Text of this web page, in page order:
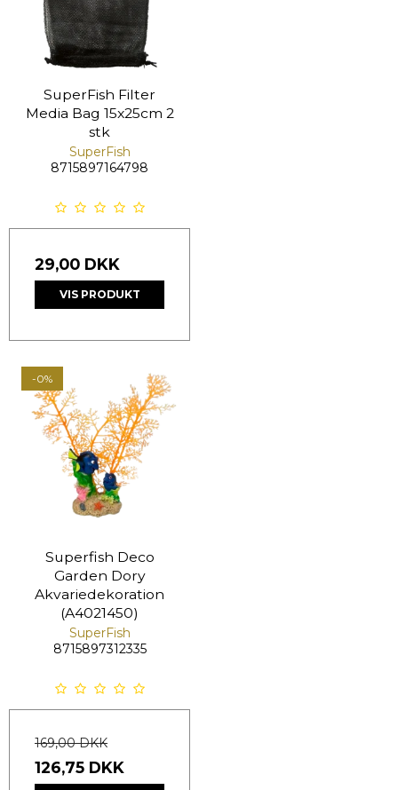
SuperFish Filter
Media Bag 15x25cm 2
stk
SuperFish
8715897164798
29,00 DKK
VIS PRODUKT
-0%
Superfish Deco
Garden Dory
Akvariedekoration
(A4021450)
SuperFish
8715897312335
169,00 DKK
126,75 DKK